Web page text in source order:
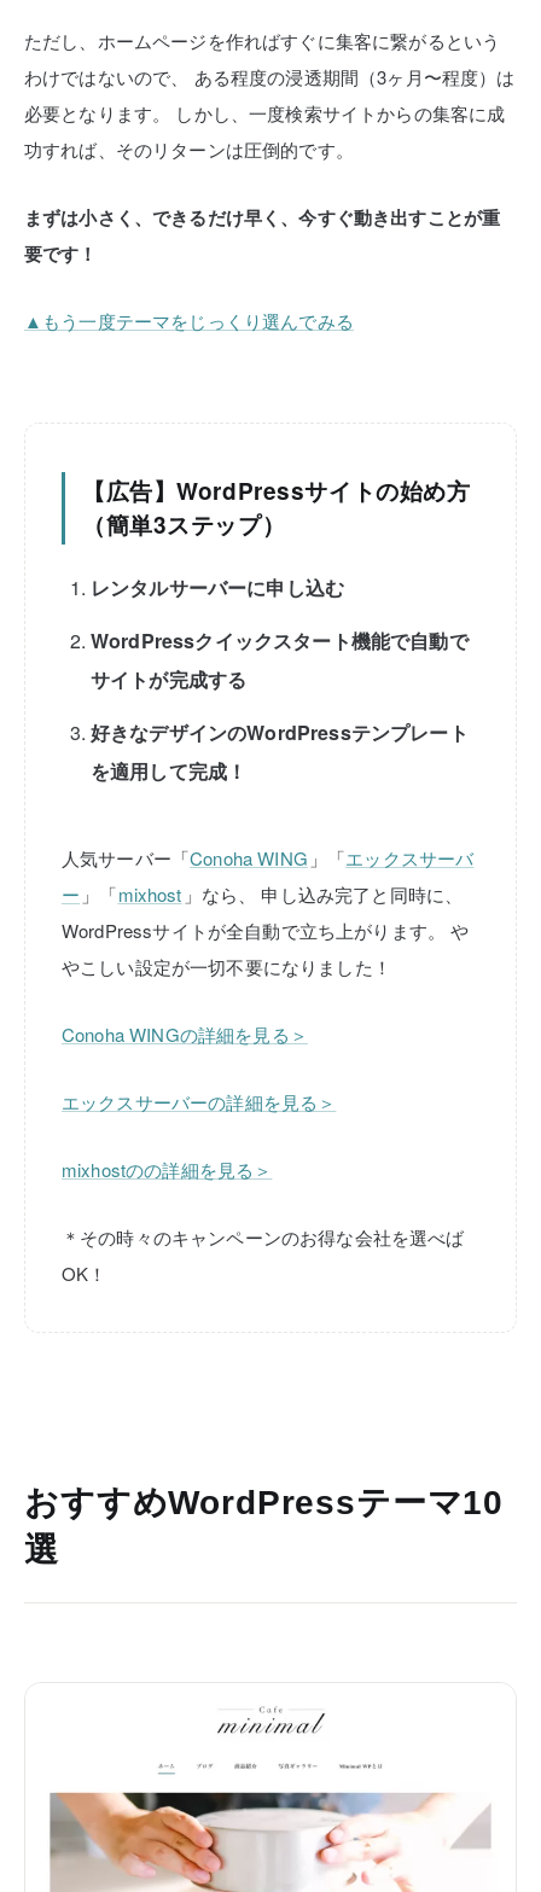
ただし、ホームページを作ればすぐに集客に繋がるという
わけではないので、
ある程度の浸透期間（3ヶ月〜程度）は
必要となります。
しかし、一度検索サイトからの集客に成
功すれば、そのリターンは圧倒的です。
まずは小さく、できるだけ早く、今すぐ動き出すことが重
要です！
▲もう一度テーマをじっくり選んでみる
【広告】WordPressサイトの始め方
（簡単3ステップ）
レンタルサーバーに申し込む
WordPressクイックスタート機能で自動で
サイトが完成する
好きなデザインのWordPressテンプレート
を適用して完成！
人気サーバー「Conoha WING 」「エックスサーバ
ー 」「mixhost 」なら、
申し込み完了と同時に、
WordPressサイトが全自動で立ち上がります。
や
やこしい設定が一切不要になりました！
Conoha WINGの詳細を見る＞
エックスサーバーの詳細を見る＞
mixhostのの詳細を見る＞
＊その時々のキャンペーンのお得な会社を選べば
OK！
おすすめWordPressテーマ10
選